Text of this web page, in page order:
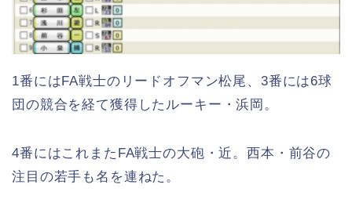
1番にはFA戦士のリードオフマン松尾、3番には6球
団の競合を経て獲得したルーキー・浜岡。
4番にはこれまたFA戦士の大砲・近。西本・前谷の
注目の若手も名を連ねた。